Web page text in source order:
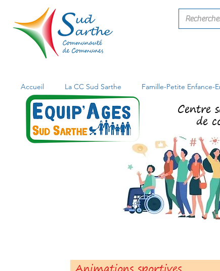
Centre
de
Accueil La CC Sud Sarthe Famille-Petite Enfance-